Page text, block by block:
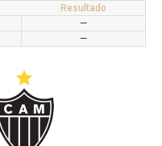
Resultado
—
—